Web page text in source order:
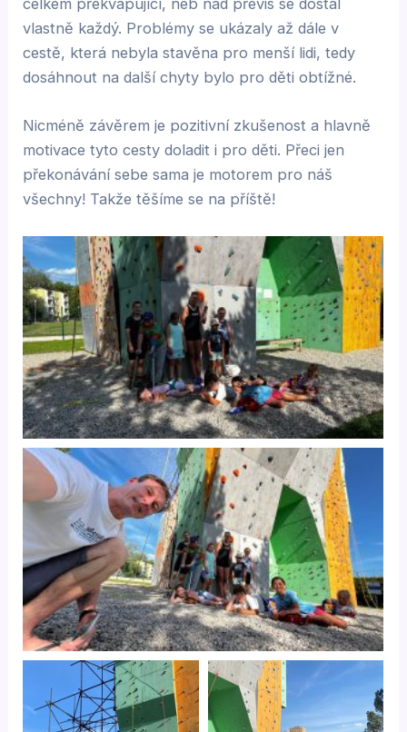
celkem překvapující, neb nad převis se dostal
vlastně každý. Problémy se ukázaly až dále v
cestě, která nebyla stavěna pro menší lidi, tedy
dosáhnout na další chyty bylo pro děti obtížné.
Nicméně závěrem je pozitivní zkušenost a hlavně
motivace tyto cesty doladit i pro děti. Přeci jen
překonávání sebe sama je motorem pro náš
všechny! Takže těšíme se na příště!